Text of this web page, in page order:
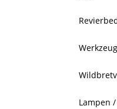
Werkzeug
Lampen